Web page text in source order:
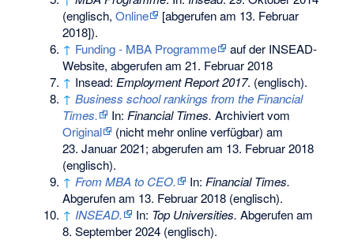
(englisch,Online
[abgerufen am 13. Februar
2018]).
↑ Funding - MBA Programme
auf der INSEAD-
Website, abgerufen am 21. Februar 2018
↑ Insead: Employment Report 2017. (englisch).
↑ Business school rankings from the Financial
Times.
In: Financial Times. Archiviert vom
Original
(nicht mehr online verfügbar) am
23. Januar 2021; abgerufen am 13. Februar 2018
(englisch).
↑ From MBA to CEO. In: Financial Times.
Abgerufen am 13. Februar 2018 (englisch).
↑ INSEAD. In: Top Universities. Abgerufen am
8. September 2024 (englisch).